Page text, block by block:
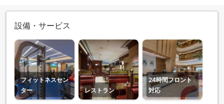
設備・サービス
フィットネスセン
ター
レストラン
24時間フロント
対応